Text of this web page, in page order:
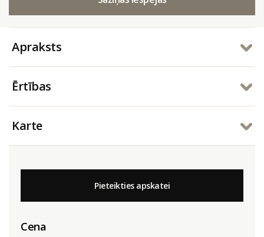
Apraksts
Ērtības
Karte
Pieteikties apskatei
Cena